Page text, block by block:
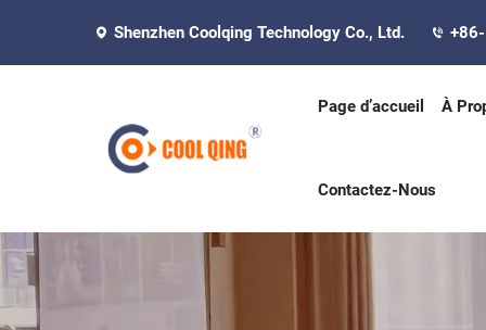
Shenzhen Coolqing Technology Co., Ltd.
Page d’accueil À
Contactez-Nous